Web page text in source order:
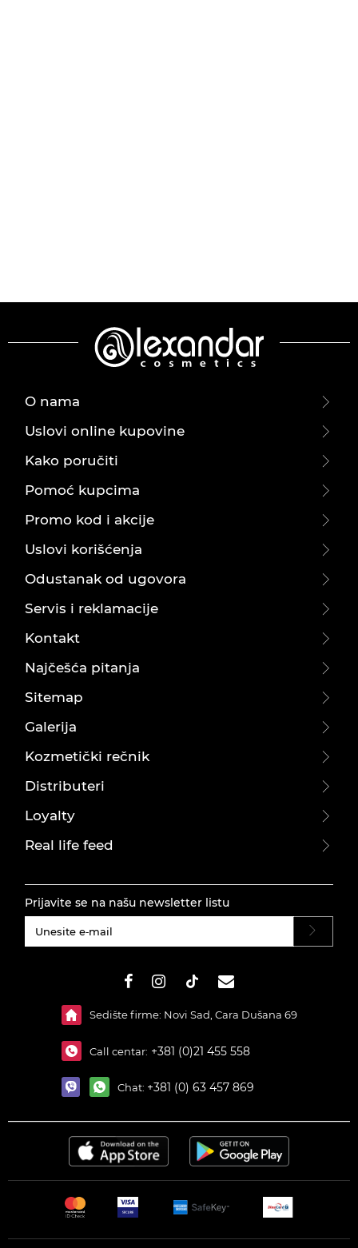
O nama
Uslovi online kupovine
Kako poručiti
Pomoć kupcima
Promo kod i akcije
Uslovi korišćenja
Odustanak od ugovora
Servis i reklamacije
Kontakt
Najčešća pitanja
Sitemap
Galerija
Kozmetički rečnik
Distributeri
Loyalty
Real life feed
Prijavite se na našu newsletter listu
Sedište firme: Novi Sad, Cara Dušana 69
Call centar: +381 (0)21 455 558
Chat: +381 (0) 63 457 869